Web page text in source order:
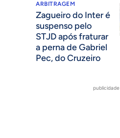
ARBITRAGEM
Zagueiro do Inter é
suspenso pelo
STJD após fraturar
a perna de Gabriel
Pec, do Cruzeiro
publicidade